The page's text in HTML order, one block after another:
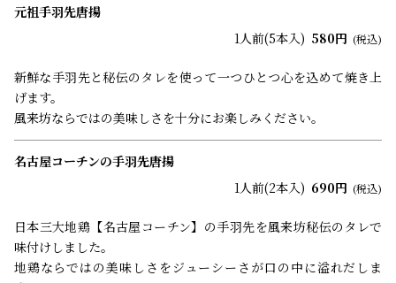
元祖手羽先唐揚
1人前(5本入) 580円 (税込)
新鮮な手羽先と秘伝のタレを使って一つひとつ心を込めて焼き上
げます。
風来坊ならではの美味しさを十分にお楽しみください。
名古屋コーチンの手羽先唐揚
1人前(2本入) 690円 (税込)
日本三大地鶏【名古屋コーチン】の手羽先を風来坊秘伝のタレで
味付けしました。
地鶏ならではの美味しさをジューシーさが口の中に溢れだしま